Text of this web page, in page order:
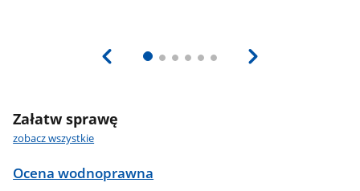
Załatw sprawę
zobacz wszystkie
Ocena wodnoprawna